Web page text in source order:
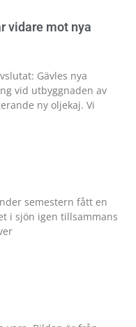
vidare mot nya
Gävles nya
vid utbyggnaden av
ny oljekaj. Vi
semestern fått en
i sjön igen tillsammans